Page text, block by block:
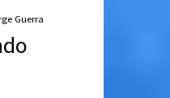
Guerra